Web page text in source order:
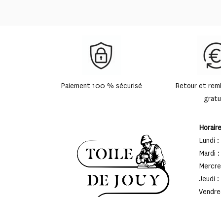
Paiement 100 % sécurisé
Retour et
Lundi
Mardi :
Jeudi :